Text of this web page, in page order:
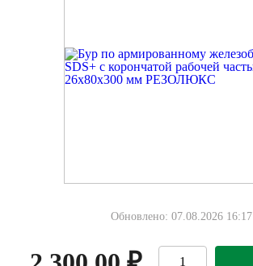
Обновлено: 07.08.2026 16:17